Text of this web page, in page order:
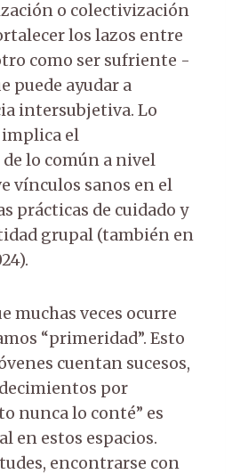
o colectivización
los lazos entre
como ser sufriente -
puede ayudar a
intersubjetiva. Lo
el
lo común a nivel
vínculos sanos en el
prácticas de cuidado y
grupal (también en
muchas veces ocurre
“primeridad”. Esto
cuentan sucesos,
por
nunca lo conté” es
en estos espacios.
encontrarse con